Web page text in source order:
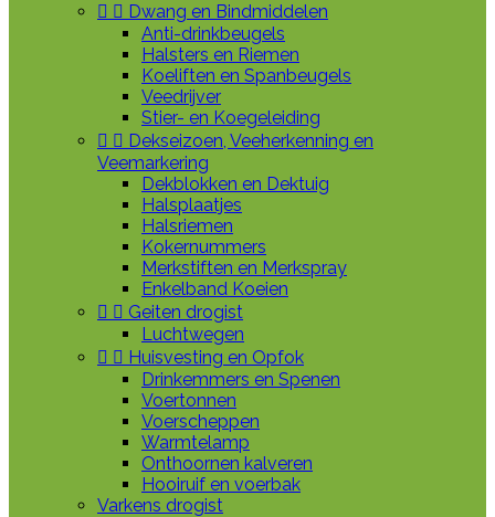
  Dwang en Bindmiddelen
Anti-drinkbeugels
Halsters en Riemen
Koeliften en Spanbeugels
Veedrijver
Stier- en Koegeleiding
  Dekseizoen, Veeherkenning en
Veemarkering
Dekblokken en Dektuig
Halsplaatjes
Halsriemen
Kokernummers
Merkstiften en Merkspray
Enkelband Koeien
  Geiten drogist
Luchtwegen
  Huisvesting en Opfok
Drinkemmers en Spenen
Voertonnen
Voerscheppen
Warmtelamp
Onthoornen kalveren
Hooiruif en voerbak
Varkens drogist